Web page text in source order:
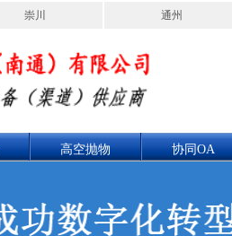
崇川 通州
高空抛物 协同OA